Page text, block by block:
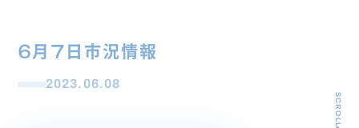
6月7日市況情報
2023.06.08
SCROLL